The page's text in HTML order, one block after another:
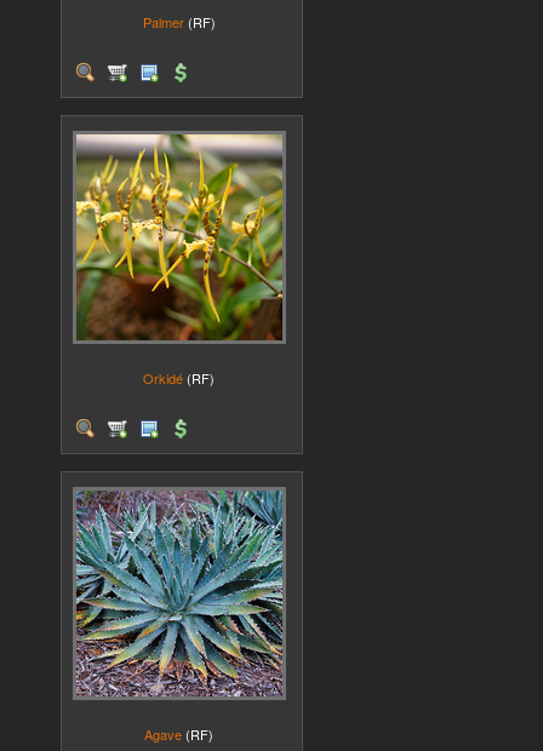
Palmer (RF)
Orkidé (RF)
Agave (RF)